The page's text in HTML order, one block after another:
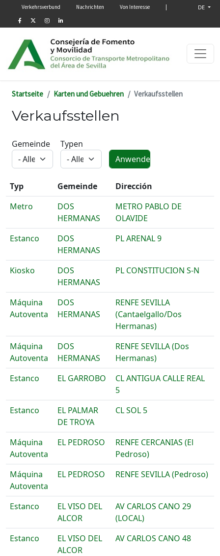
Direkt zum Inhalt
Menú secundario
Verkehrsverbund Nachrichten Von Interesse DE
Startseite Karten und Gebuehren Verkaufsstellen
Verkaufsstellen
Gemeinde Typen
Typ Gemeinde
Dirección
Metro
DOS
HERMANAS
METRO PABLO DE
OLAVIDE
Estanco
DOS
HERMANAS
PL ARENAL 9
Kiosko
DOS
HERMANAS
PL CONSTITUCION S-N
Máquina
Autoventa
DOS
HERMANAS
RENFE SEVILLA
(Cantaelgallo/Dos
Hermanas)
Máquina
Autoventa
DOS
HERMANAS
RENFE SEVILLA (Dos
Hermanas)
Estanco
EL GARROBO
CL ANTIGUA CALLE REAL
5
Estanco
EL PALMAR
DE TROYA
CL SOL 5
Máquina
Autoventa
EL PEDROSO
RENFE CERCANIAS (El
Pedroso)
Máquina
Autoventa
EL PEDROSO RENFE SEVILLA (Pedroso)
Estanco
EL VISO DEL
ALCOR
AV CARLOS CANO 29
(LOCAL)
Estanco
EL VISO DEL
ALCOR
AV CARLOS CANO 48